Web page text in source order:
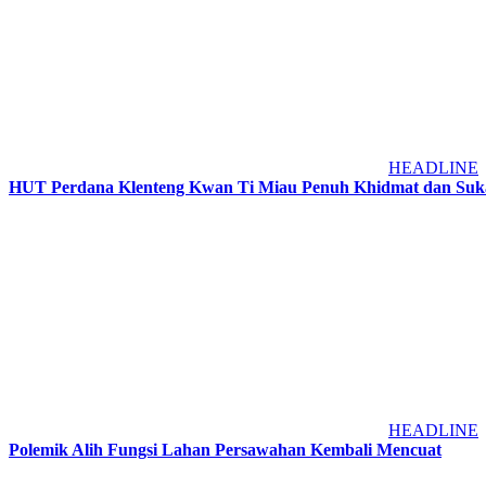
HEADLINE
HUT Perdana Klenteng Kwan Ti Miau Penuh Khidmat dan
HEADLINE
Polemik Alih Fungsi Lahan Persawahan Kembali Mencuat